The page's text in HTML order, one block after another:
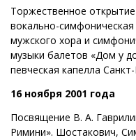
Торжественное
вокально-
мужского хора и
музыки балетов «Дом у
певческая капелла
16 ноября 2001 года
Посвящение В. А.
Римини». Шостакович,